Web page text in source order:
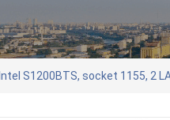
Intel S1200BTS, socket 1155, 2